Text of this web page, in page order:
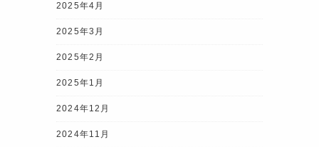
2025年4月
2025年3月
2025年2月
2025年1月
2024年12月
2024年11月